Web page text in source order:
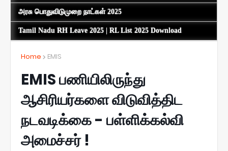
அரசு பொதுவிடுமுறை நாட்கள் 2025
Tamil Nadu RH Leave 2025 | RL List 2025 Download
Home EMIS
EMIS பணியிலிருந்து
ஆசிரியர்களை விடுவித்திட
நடவடிக்கை - பள்ளிக்கல்வி
அமைச்சர் !